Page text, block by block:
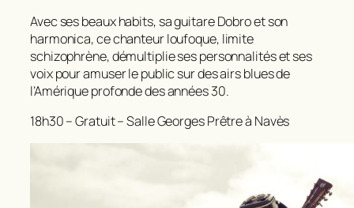
Avec ses beaux habits, sa guitare Dobro et son
harmonica, ce chanteur loufoque, limite
schizophrène, démultiplie ses personnalités et ses
voix pour amuser le public sur des airs blues de
l’Amérique profonde des années 30.
18h30 – Gratuit – Salle Georges Prêtre à Navès